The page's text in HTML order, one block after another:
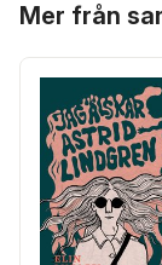
Mer från